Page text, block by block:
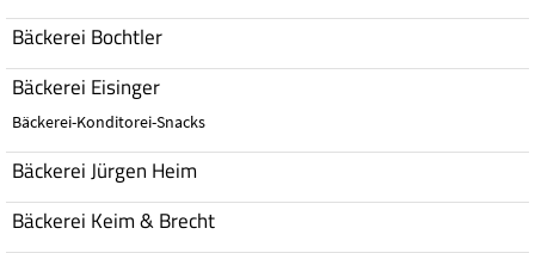
Bäckerei Bochtler
Bäckerei Eisinger
Bäckerei-Konditorei-Snacks
Bäckerei Jürgen Heim
Bäckerei Keim & Brecht